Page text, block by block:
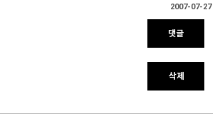
2007-07-27
댓글
삭제